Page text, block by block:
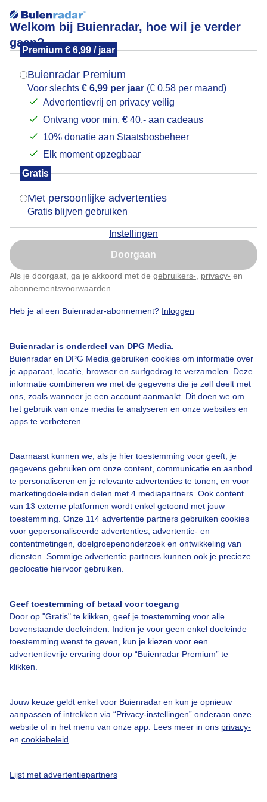
Welkom bij Buienradar, hoe wil je verder
gaan?
Premium € 6,99 / jaar
Buienradar Premium
Voor slechts € 6,99 per jaar (€ 0,58 per maand)
Advertentievrij en privacy veilig
Ontvang voor min. € 40,- aan cadeaus
10% donatie aan Staatsbosbeheer
Elk moment opzegbaar
Gratis
Met persoonlijke advertenties
Gratis blijven gebruiken
Instellingen
Doorgaan
Als je doorgaat, ga je akkoord met de gebruikers- privacy- en
abonnementsvoorwaarden
Heb je al een Buienradar-abonnement? Inloggen
Buienradar is onderdeel van DPG Media.
Buienradar en DPG Media gebruiken cookies om informatie over
je apparaat, locatie, browser en surfgedrag te verzamelen. Deze
informatie combineren we met de gegevens die je zelf deelt met
ons, zoals wanneer je een account aanmaakt. Dit doen we om
het gebruik van onze media te analyseren en onze websites en
apps te verbeteren.
Daarnaast kunnen we, als je hier toestemming voor geeft, je
gegevens gebruiken om onze content, communicatie en aanbod
te personaliseren en je relevante advertenties te tonen, en voor
marketingdoeleinden delen met 4 mediapartners. Ook content
van 13 externe platformen wordt enkel getoond met jouw
toestemming. Onze 114 advertentie partners gebruiken cookies
voor gepersonaliseerde advertenties, advertentie- en
contentmetingen, doelgroepenonderzoek en ontwikkeling van
diensten. Sommige advertentie partners kunnen ook je precieze
geolocatie hiervoor gebruiken.
Geef toestemming of betaal voor toegang
Door op "Gratis" te klikken, geef je toestemming voor alle
bovenstaande doeleinden. Indien je voor geen enkel doeleinde
toestemming wenst te geven, kun je kiezen voor een
advertentievrije ervaring door op “Buienradar Premium” te
klikken.
Jouw keuze geldt enkel voor Buienradar en kun je opnieuw
aanpassen of intrekken via “Privacy-instellingen” onderaan onze
website of in het menu van onze app. Lees meer in ons privacy-
en cookiebeleid
Lijst met advertentiepartners
Twee keer geluk boven een ruige zee
Kort voor de regen en hagel trok dit dubbele
kleurenspektakel over de kustlijn bij Breskens rond
een uur of 2.
3
Regen
Een moment geduld aub...
Over Buienradar
Bedrijfsgegevens
Veelgestelde vragen
Toegankelijkheid
Gebruikersvoorwaarden
Mogen we je locatie gebruiken voor het
Indien je hier nog geen akkoord op hebt gegeven,
verschijnt er zo een pop-up uit je browser waarin
Is goed, toon de popup
Nu niet, misschien later
Klik hierom dit aan te passen